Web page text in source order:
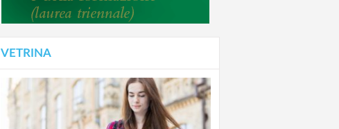
VETRINA